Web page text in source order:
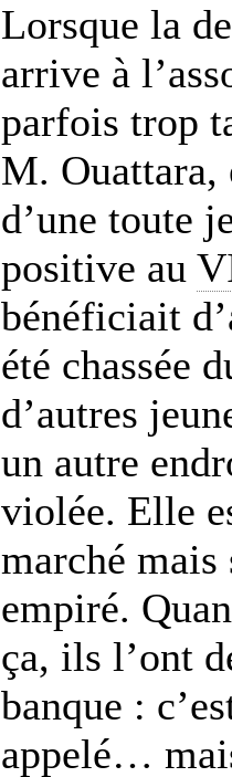
Lorsque la
arrive à
parfois trop
M. Ouattara,
d’une toute
positive au
bénéficiait
été chassée
d’autres
un autre
violée. Elle
marché mais
empiré.
ça, ils l’ont
banque :
appelé…